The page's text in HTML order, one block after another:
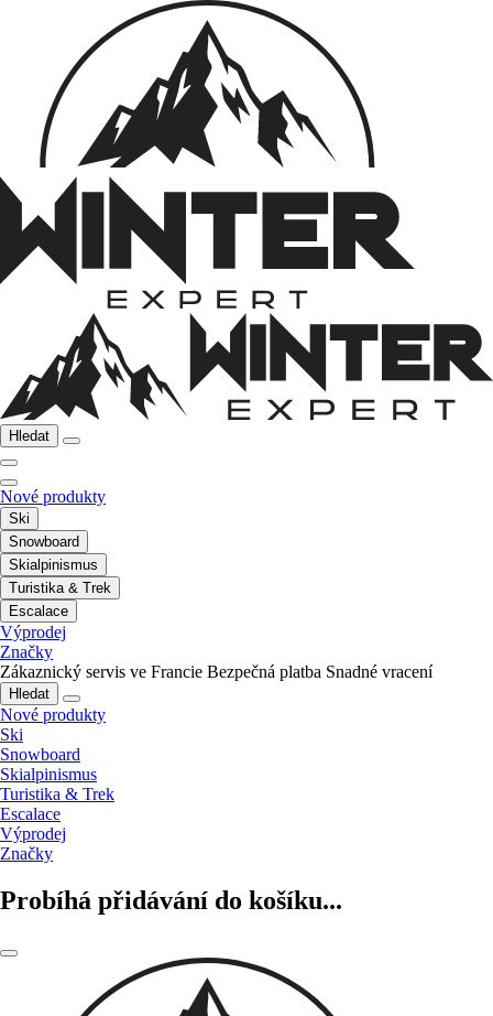
Hledat
Nové produkty
Ski
Snowboard
Skialpinismus
Turistika & Trek
Escalace
Výprodej
Značky
Zákaznický servis ve Francie Bezpečná platba Snadné vracení
Hledat
Nové produkty
Ski
Snowboard
Skialpinismus
Turistika & Trek
Escalace
Výprodej
Značky
Probíhá přidávání do košíku...